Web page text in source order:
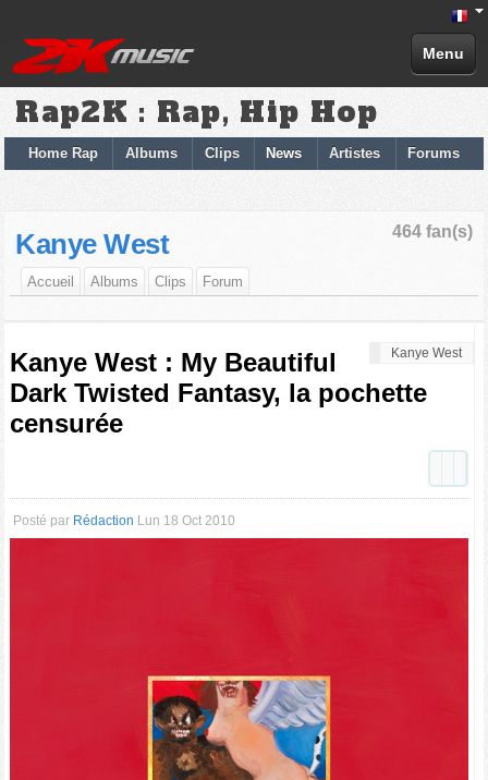
Menu
Rap2K : Rap, Hip Hop
Home Rap Albums Clips News Artistes Forums
464 fan(s)
Kanye West
Accueil Albums Clips Forum
Kanye West
Kanye West : My Beautiful
Dark Twisted Fantasy, la pochette
censurée
Posté par Rédaction Lun 18 Oct 2010